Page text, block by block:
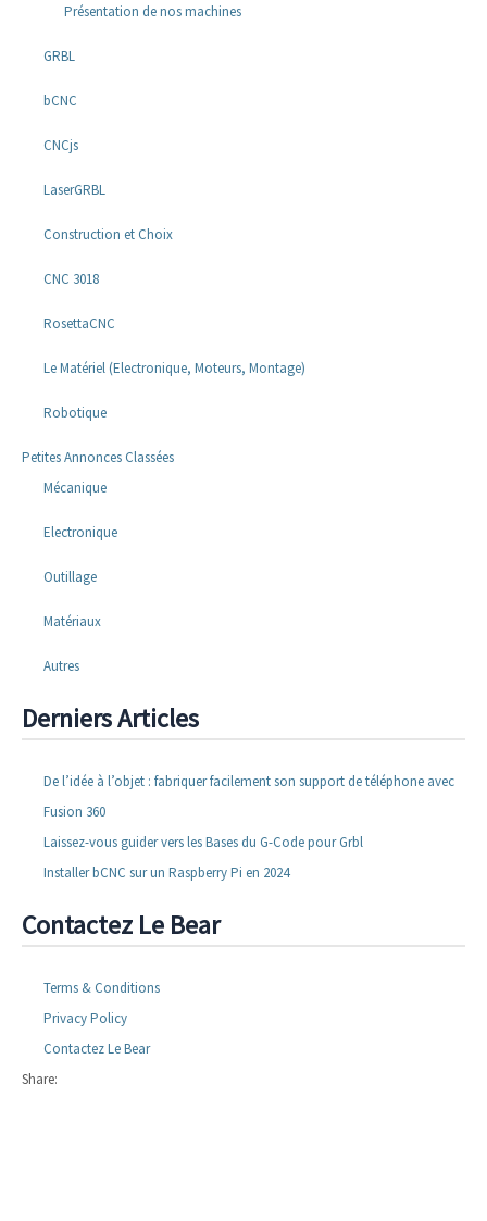
Présentation de nos machines
GRBL
bCNC
CNCjs
LaserGRBL
Construction et Choix
CNC 3018
RosettaCNC
Le Matériel (Electronique, Moteurs, Montage)
Robotique
Petites Annonces Classées
Mécanique
Electronique
Outillage
Matériaux
Autres
Derniers Articles
De l’idée à l’objet : fabriquer facilement son support de téléphone avec
Fusion 360
Laissez-vous guider vers les Bases du G-Code pour Grbl
Installer bCNC sur un Raspberry Pi en 2024
Contactez Le Bear
Terms & Conditions
Privacy Policy
Contactez Le Bear
Share: